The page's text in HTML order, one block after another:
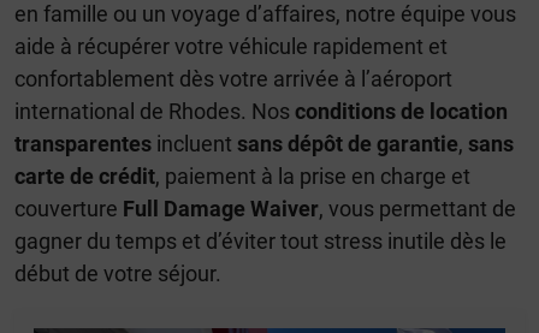
en famille ou un voyage d’affaires, notre équipe vous
aide à récupérer votre véhicule rapidement et
confortablement dès votre arrivée à l’aéroport
international de Rhodes. Nos conditions de location
transparentes incluent sans dépôt de garantie, sans
carte de crédit, paiement à la prise en charge et
couverture Full Damage Waiver, vous permettant de
gagner du temps et d’éviter tout stress inutile dès le
début de votre séjour.